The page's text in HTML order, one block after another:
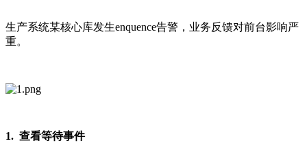
生产系统某核心库发生enquence告警，业务反馈对前台影响严
重。
1. 查看等待事件